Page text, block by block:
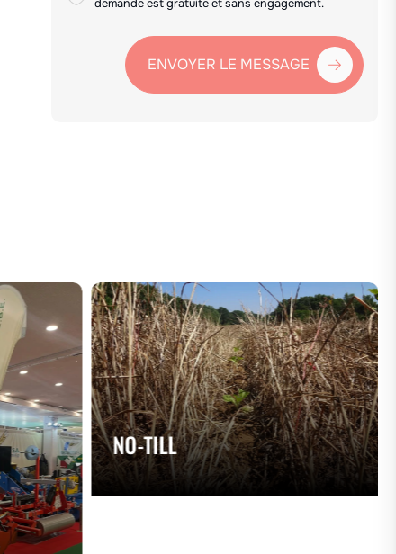
demande est gratuite et sans engagement.
ENVOYER LE MESSAGE
NO-TILL